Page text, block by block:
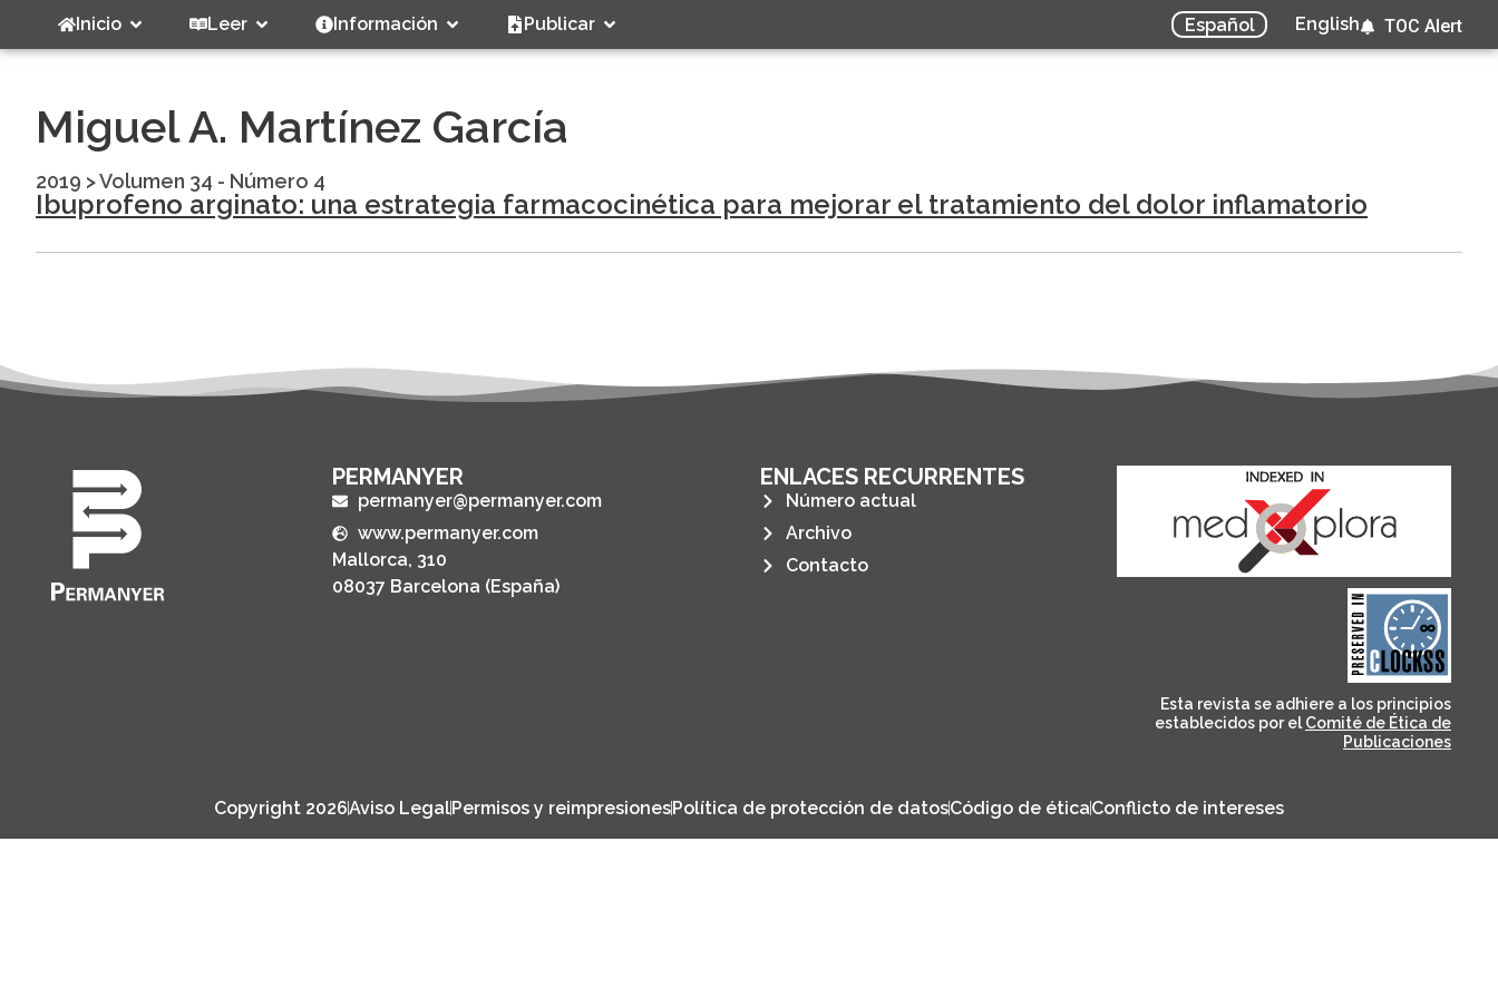
Inicio Leer Información Publicar Español English TOC Alert
Miguel A. Martínez García
2019 >Volumen 34 - Número 4
Ibuprofeno arginato: una estrategia farmacocinética para mejorar el tratamiento del dolor inflamatorio
PERMANYER
permanyer@permanyer.com
www.permanyer.com
Mallorca, 310
08037 Barcelona (España)
ENLACES RECURRENTES
Número actual
Archivo
Contacto
CLOCKSS is a dak archive
that ensures the long-
term survival of web-
based scholary
publications, governed by
and for its stakeholders.
Esta revista se adhiere a los principios
establecidos por el Comité de Ética de
Publicaciones
Copyright 2026Aviso LegalPermisos y reimpresionesPolítica de protección de datosCódigo de éticaConflicto de intereses